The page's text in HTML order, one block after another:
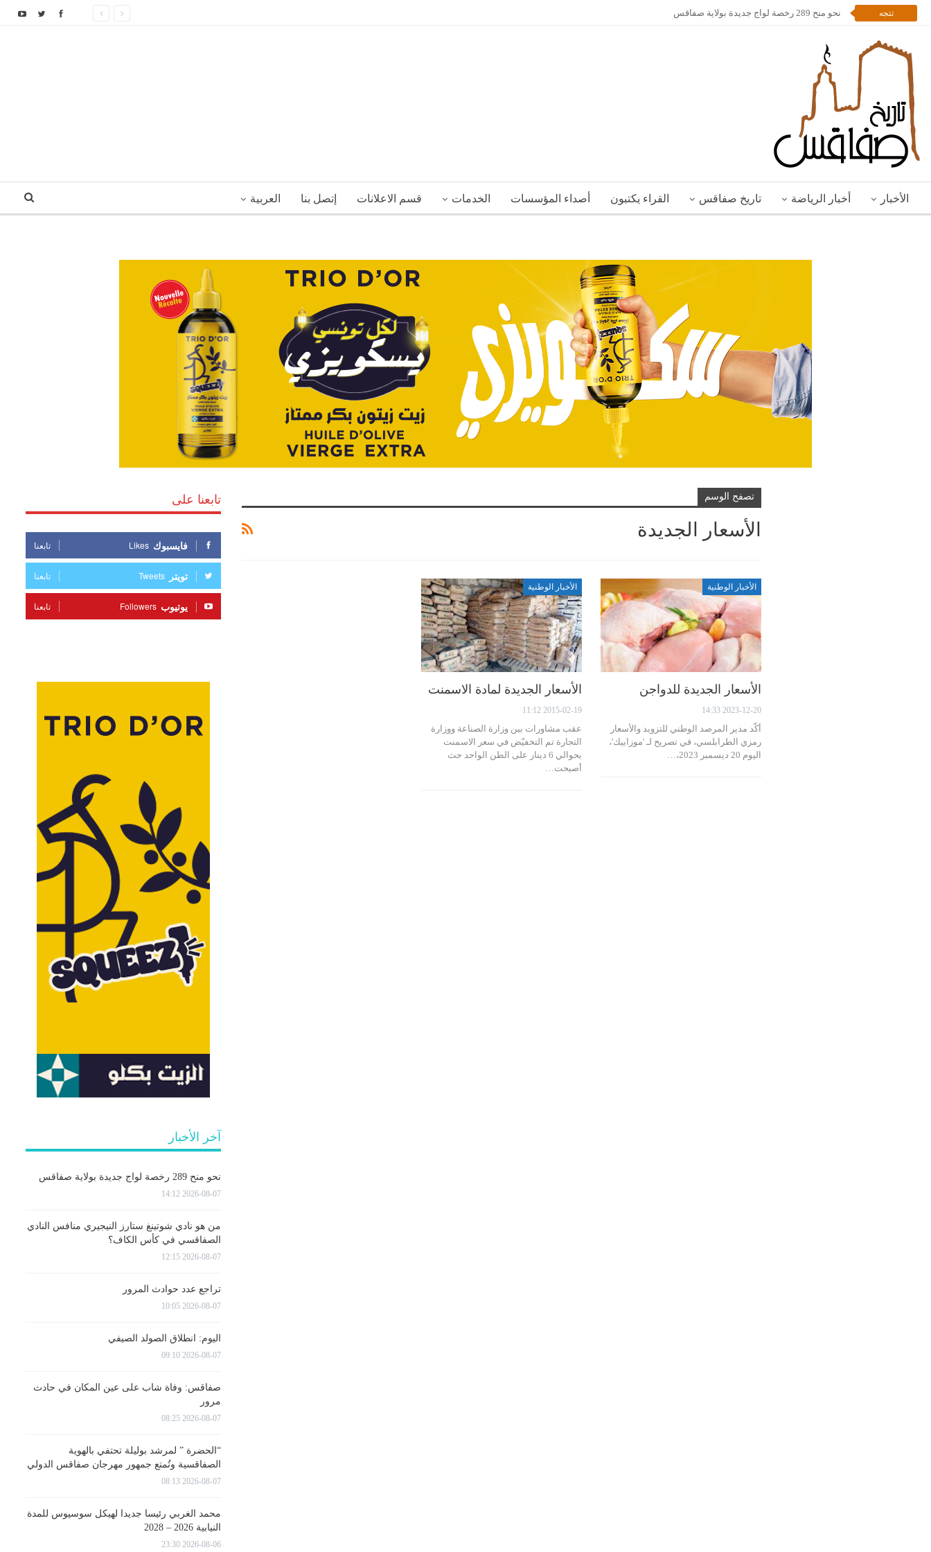
تتجه نحو منح 289 رخصة لواج جديدة بولاية صفاقس
الأخبار أخبار الرياضة تاريخ صفاقس القراء يكتبون أصداء المؤسسات الخدمات قسم الاعلانات إتصل بنا العربية
تصفح الوسم
الأسعار الجديدة
الأخبار الوطنية
الأسعار الجديدة للدواجن
2023-12-20 14:33
أكّد مدير المرصد الوطني للتزويد والأسعار
رمزي الطرابلسي، في تصريح لـ 'موزاييك'،
اليوم 20 ديسمبر 2023،…
الأخبار الوطنية
الأسعار الجديدة لمادة الاسمنت
2015-02-19 11:12
عقب مشاورات بين وزارة الصناعة ووزارة
التجارة تم التخفيّض في سعر الاسمنت
بحوالي 6 دينار على الطن الواحد حث
أصبحت…
تابعنا على
فايسبوك Likes تابعنا
تويتر Tweets تابعنا
يوتيوب Followers تابعنا
آخر الأخبار
نحو منح 289 رخصة لواج جديدة بولاية صفاقس
2026-08-07 14:12
من هو نادي شوتينغ ستارز النيجيري منافس النادي
الصفاقسي في كأس الكاف؟
2026-08-07 12:15
تراجع عدد حوادث المرور
2026-08-07 10:05
اليوم: انطلاق الصولد الصيفي
2026-08-07 09:10
صفاقس: وفاة شاب على عين المكان في حادث
مرور
2026-08-07 08:25
“الحضرة ” لمرشد بوليلة تحتفي بالهوية
الصفاقسية وتُمتع جمهور مهرجان صفاقس الدولي
2026-08-07 08:13
محمد الغربي رئيسا جديدا لهيكل سوسيوس للمدة
النيابية 2026 – 2028
2026-08-06 23:30